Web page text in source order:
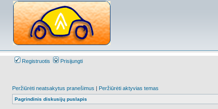
Registruotis Prisijungti
Peržiūrėti neatsakytus pranešimus | Peržiūrėti aktyvias temas
Pagrindinis diskusijų puslapis